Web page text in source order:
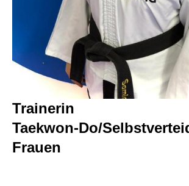
Trainerin
Taekwon-Do/
Frauen